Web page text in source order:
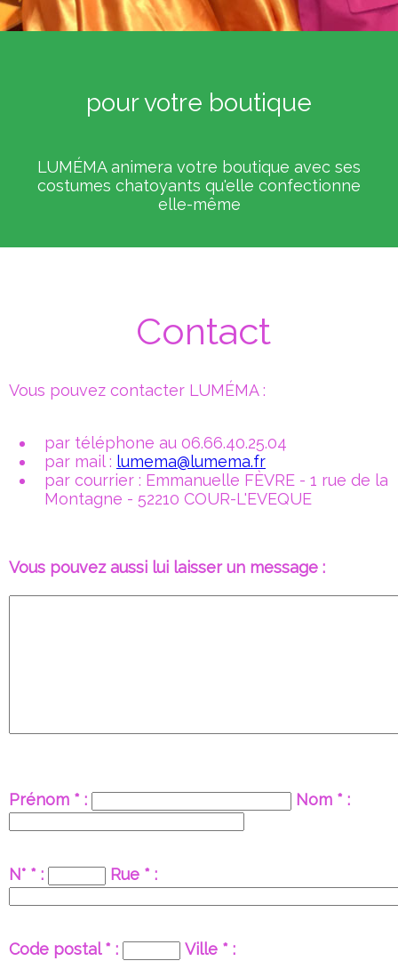
pour votre boutique
LUMÉMA animera votre boutique avec ses
costumes chatoyants qu'elle confectionne
elle-même
Contact
Vous pouvez contacter LUMÉMA :
par téléphone au 06.66.40.25.04
par mail : lumema@lumema.fr
par courrier : Emmanuelle FÈVRE - 1 rue de la
Montagne - 52210 COUR-L'EVEQUE
Vous pouvez aussi lui laisser un message :
Prénom * : Nom * :
N° * : Rue * :
Code postal * : Ville * :